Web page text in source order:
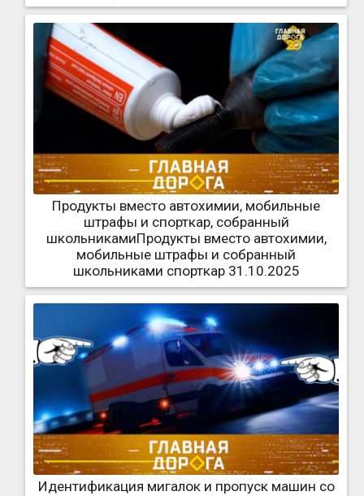
Продукты вместо автохимии, мобильные
штрафы и спорткар, собранный
школьникамиПродукты вместо автохимии,
мобильные штрафы и собранный
школьниками спорткар 31.10.2025
Идентификация мигалок и пропуск машин со